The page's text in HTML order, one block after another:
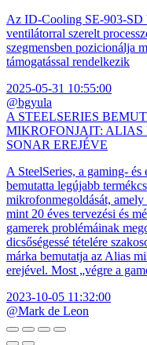
Az ID-Cooling SE-903-SD
ventilátorral szerelt
szegmensben pozicionálja
támogatással rendelkezik
2025-05-31 10:55:00
@bgyula
A STEELSERIES
MIKROFONJAIT:
SONAR EREJÉVE
A SteelSeries, a gaming-
bemutatta legújabb
mikrofonmegoldását,
mint 20 éves tervezési és
gamerek problémáinak
dicsőségessé tételére
márka bemutatja az Alias
erejével. Most „végre a
2023-10-05 11:32:00
@Mark de Leon